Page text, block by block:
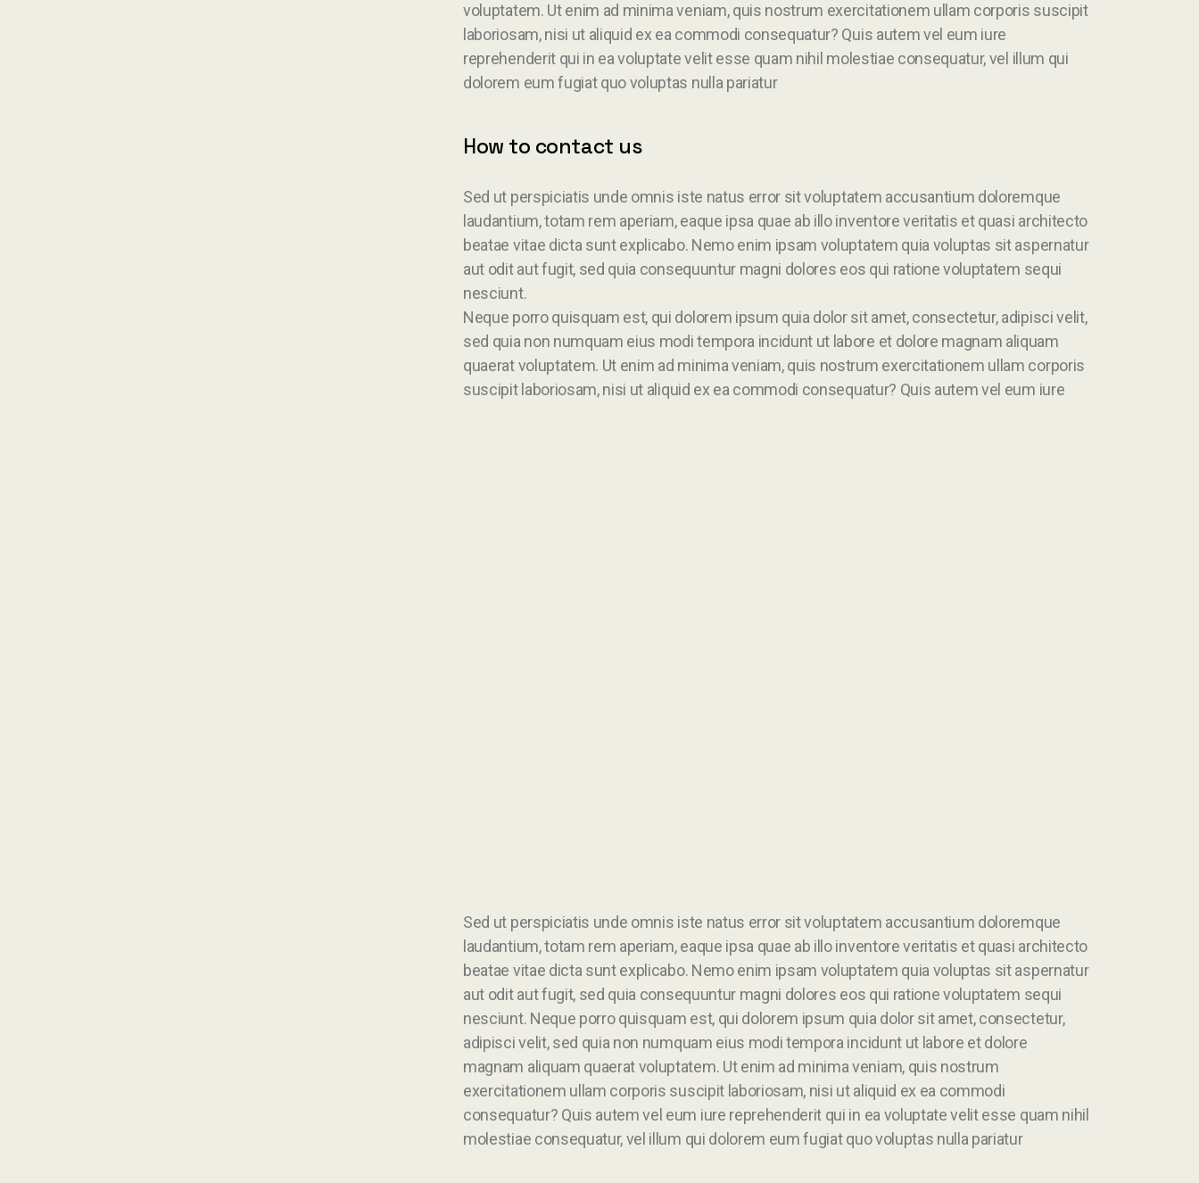
voluptatem. Ut enim ad minima veniam, quis nostrum exercitationem ullam corporis suscipit
laboriosam, nisi ut aliquid ex ea commodi consequatur? Quis autem vel eum iure
reprehenderit qui in ea voluptate velit esse quam nihil molestiae consequatur, vel illum qui
dolorem eum fugiat quo voluptas nulla pariatur
How to contact us
Sed ut perspiciatis unde omnis iste natus error sit voluptatem accusantium doloremque
laudantium, totam rem aperiam, eaque ipsa quae ab illo inventore veritatis et quasi architecto
beatae vitae dicta sunt explicabo. Nemo enim ipsam voluptatem quia voluptas sit aspernatur
aut odit aut fugit, sed quia consequuntur magni dolores eos qui ratione voluptatem sequi
nesciunt.
Neque porro quisquam est, qui dolorem ipsum quia dolor sit amet, consectetur, adipisci velit,
sed quia non numquam eius modi tempora incidunt ut labore et dolore magnam aliquam
quaerat voluptatem. Ut enim ad minima veniam, quis nostrum exercitationem ullam corporis
suscipit laboriosam, nisi ut aliquid ex ea commodi consequatur? Quis autem vel eum iure
Sed ut perspiciatis unde omnis iste natus error sit voluptatem accusantium doloremque
laudantium, totam rem aperiam, eaque ipsa quae ab illo inventore veritatis et quasi architecto
beatae vitae dicta sunt explicabo. Nemo enim ipsam voluptatem quia voluptas sit aspernatur
aut odit aut fugit, sed quia consequuntur magni dolores eos qui ratione voluptatem sequi
nesciunt. Neque porro quisquam est, qui dolorem ipsum quia dolor sit amet, consectetur,
adipisci velit, sed quia non numquam eius modi tempora incidunt ut labore et dolore
magnam aliquam quaerat voluptatem. Ut enim ad minima veniam, quis nostrum
exercitationem ullam corporis suscipit laboriosam, nisi ut aliquid ex ea commodi
consequatur? Quis autem vel eum iure reprehenderit qui in ea voluptate velit esse quam nihil
molestiae consequatur, vel illum qui dolorem eum fugiat quo voluptas nulla pariatur